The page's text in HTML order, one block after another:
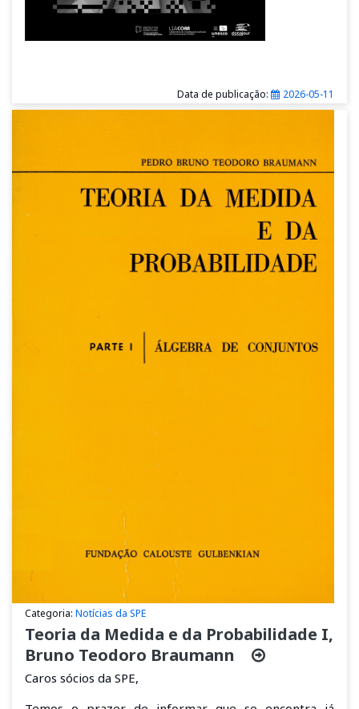
Data de publicação: 2026-05-11
Categoria: Notícias da SPE
Teoria da Medida e da Probabilidade I,
Bruno Teodoro Braumann
Caros sócios da SPE,